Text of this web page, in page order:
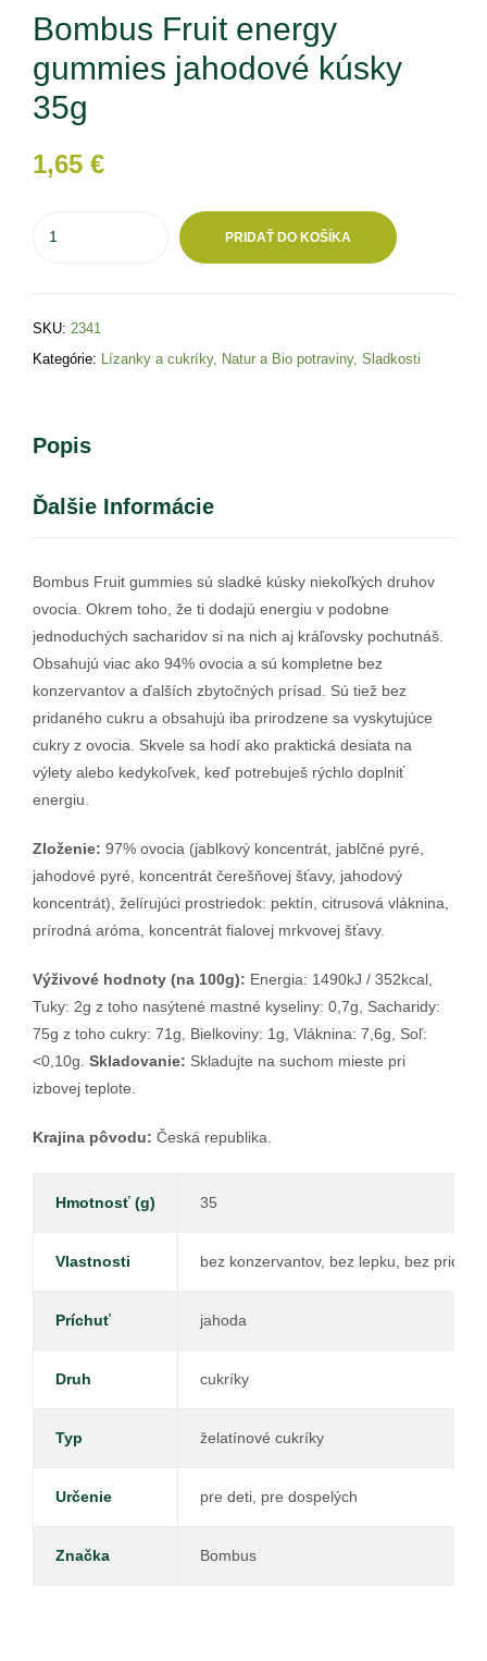
Bombus Fruit energy
gummies jahodové kúsky
35g
1,65 €
PRIDAŤ DO KOŠÍKA
SKU: 2341
Kategórie: Lízanky a cukríky, Natur a Bio potraviny, Sladkosti
Popis
Ďalšie Informácie
Bombus Fruit gummies sú sladké kúsky niekoľkých druhov
ovocia. Okrem toho, že ti dodajú energiu v podobne
jednoduchých sacharidov si na nich aj kráľovsky pochutnáš.
Obsahujú viac ako 94% ovocia a sú kompletne bez
konzervantov a ďalších zbytočných prísad. Sú tiež bez
pridaného cukru a obsahujú iba prirodzene sa vyskytujúce
cukry z ovocia. Skvele sa hodí ako praktická desiata na
výlety alebo kedykoľvek, keď potrebuješ rýchlo doplniť
energiu.
Zloženie: 97% ovocia (jablkový koncentrát, jablčné pyré,
jahodové pyré, koncentrát čerešňovej šťavy, jahodový
koncentrát), želírujúci prostriedok: pektín, citrusová vláknina,
prírodná aróma, koncentrát fialovej mrkvovej šťavy.
Výživové hodnoty (na 100g): Energia: 1490kJ / 352kcal,
Tuky: 2g z toho nasýtené mastné kyseliny: 0,7g, Sacharidy:
75g z toho cukry: 71g, Bielkoviny: 1g, Vláknina: 7,6g, Soľ:
<0,10g. Skladovanie: Skladujte na suchom mieste pri
izbovej teplote.
Krajina pôvodu: Česká republika.
Hmotnosť (g) 35
Vlastnosti bez konzervantov, bez lepku, bez
Príchuť jahoda
Druh cukríky
Typ želatínové cukríky
Určenie pre deti, pre dospelých
Značka Bombus